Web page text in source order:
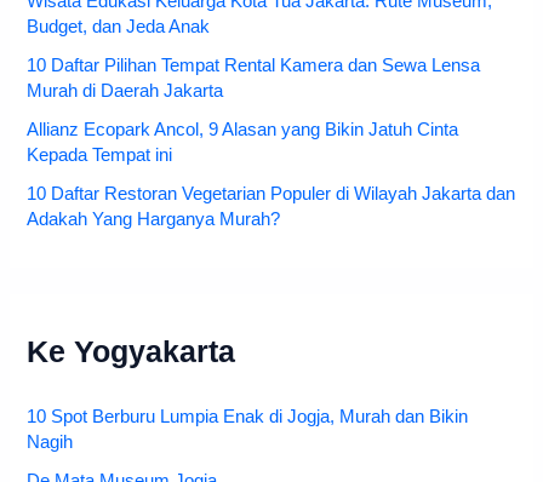
Budget, dan Jeda Anak
10 Daftar Pilihan Tempat Rental Kamera dan Sewa Lensa
Murah di Daerah Jakarta
Allianz Ecopark Ancol, 9 Alasan yang Bikin Jatuh Cinta
Kepada Tempat ini
10 Daftar Restoran Vegetarian Populer di Wilayah Jakarta dan
Adakah Yang Harganya Murah?
Ke Yogyakarta
10 Spot Berburu Lumpia Enak di Jogja, Murah dan Bikin
Nagih